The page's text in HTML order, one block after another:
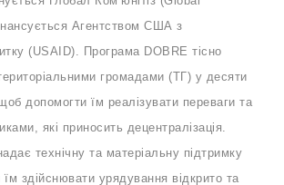
Агентством США з
(USAID). Програма DOBRE тісно
громадами (ТГ) у десяти
допомогти їм реалізувати переваги та
які приносить децентралізація.
технічну та матеріальну підтримку
здійснювати урядування відкрито та